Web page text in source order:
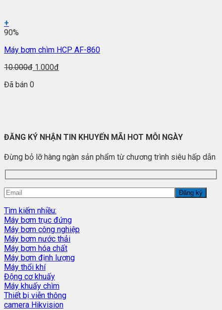
+
90%
Máy bơm chìm HCP AF-860
10.000đ 1.000đ
Đã bán 0
ĐĂNG KÝ NHẬN TIN KHUYẾN MÃI HOT MỖI NGÀY
Đừng bỏ lỡ hàng ngàn sản phẩm từ chương trình siêu hấp dẫn
Tìm kiếm nhiều:
Máy bơm trục đứng
Máy bơm công nghiệp
Máy bơm nước thải
Máy bơm hóa chất
Máy bơm định lượng
Máy thổi khí
Động cơ khuấy
Máy khuấy chìm
Thiết bị viễn thông
camera Hikvision